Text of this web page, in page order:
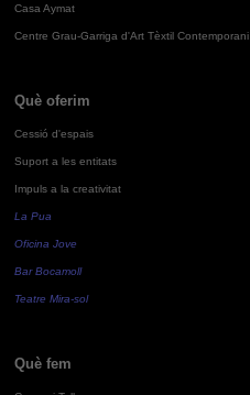
Casa Aymat
Centre Grau-Garriga d'Art Tèxtil Contemporani
Què oferim
Cessió d'espais
Suport a les entitats
Impuls a la creativitat
La Pua
Oficina Jove
Bar Bocamoll
Teatre Mira-sol
Què fem